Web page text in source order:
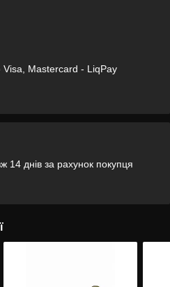
Mastercard - LiqPay
14 днів за рахунок покупця